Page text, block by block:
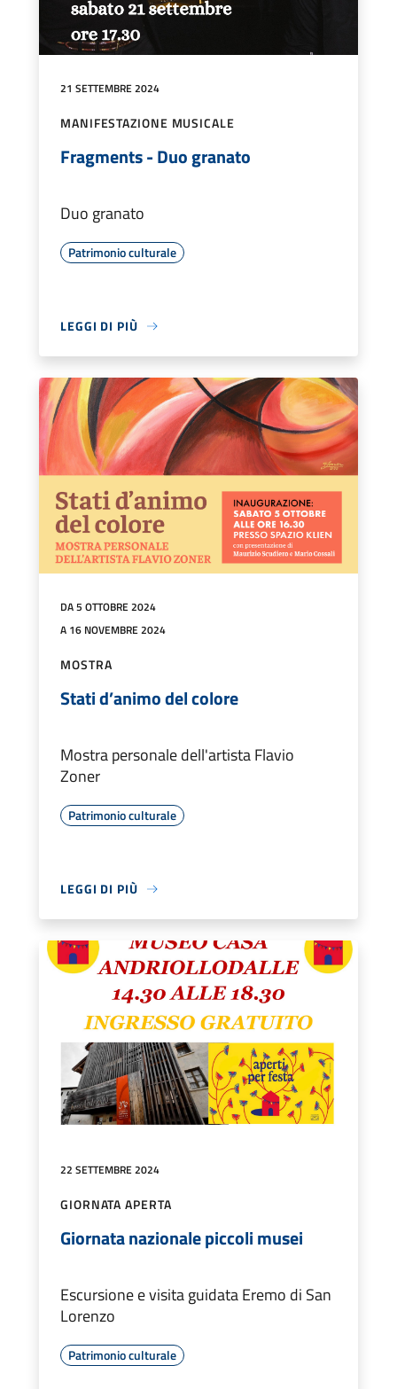
21 SETTEMBRE 2024
MANIFESTAZIONE MUSICALE
Fragments - Duo granato
Duo granato
Patrimonio culturale
LEGGI DI PIÙ
DA 5 OTTOBRE 2024
A 16 NOVEMBRE 2024
MOSTRA
Stati d’animo del colore
Mostra personale dell'artista Flavio
Zoner
Patrimonio culturale
LEGGI DI PIÙ
22 SETTEMBRE 2024
GIORNATA APERTA
Giornata nazionale piccoli musei
Escursione e visita guidata Eremo di San
Lorenzo
Patrimonio culturale